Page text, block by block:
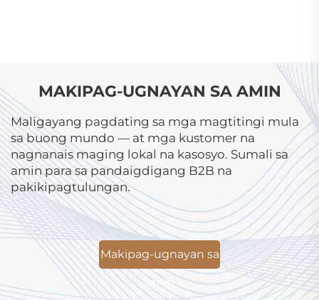
MAKIPAG-UGNAYAN SA AMIN
Maligayang pagdating sa mga magtitingi mula
sa buong mundo — at mga kustomer na
nagnanais maging lokal na kasosyo. Sumali sa
amin para sa pandaigdigang B2B na
pakikipagtulungan.
Makipag-ugnayan sa
amin